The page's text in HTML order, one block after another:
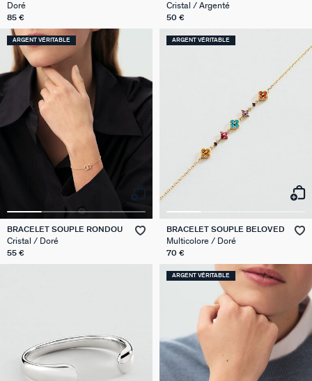
Doré
85 €
Cristal / Argenté
50 €
ARGENT VÉRITABLE
BRACELET SOUPLE RONDOU
Cristal / Doré
55 €
ARGENT VÉRITABLE
BRACELET SOUPLE BELOVED
Multicolore / Doré
70 €
ARGENT VÉRITABLE